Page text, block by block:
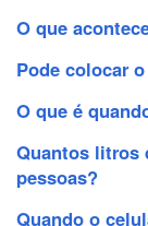
O que
Pode colocar
O que é
Quantos litros
pessoas?
Quando o